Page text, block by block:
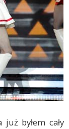
byłem cały